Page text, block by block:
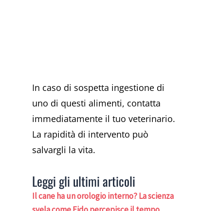
In caso di sospetta ingestione di
uno di questi alimenti, contatta
immediatamente il tuo veterinario.
La rapidità di intervento può
salvargli la vita.
Leggi gli ultimi articoli
Il cane ha un orologio interno? La scienza